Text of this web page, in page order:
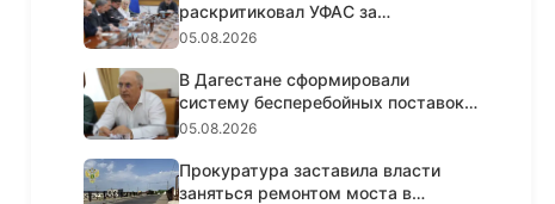
раскритиковал УФАС за
пассивность н...
05.08.2026
В Дагестане сформировали
систему бесперебойных поставок
топл...
05.08.2026
Прокуратура заставила власти
заняться ремонтом моста в